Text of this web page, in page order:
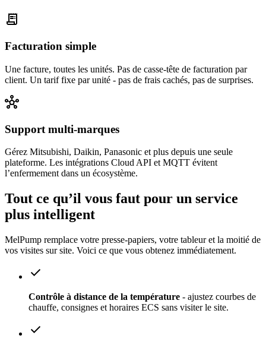
receipt_long
Facturation simple
Une facture, toutes les unités. Pas de casse-tête de facturation par
client. Un tarif fixe par unité - pas de frais cachés, pas de surprises.
hub
Support multi-marques
Gérez Mitsubishi, Daikin, Panasonic et plus depuis une seule
plateforme. Les intégrations Cloud API et MQTT évitent
l’enfermement dans un écosystème.
Tout ce qu’il vous faut pour un service
plus intelligent
MelPump remplace votre presse-papiers, votre tableur et la moitié de
vos visites sur site. Voici ce que vous obtenez immédiatement.
check
Contrôle à distance de la température - ajustez courbes de
chauffe, consignes et horaires ECS sans visiter le site.
check